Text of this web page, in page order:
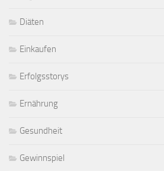
Diäten
Einkaufen
Erfolgsstorys
Ernährung
Gesundheit
Gewinnspiel